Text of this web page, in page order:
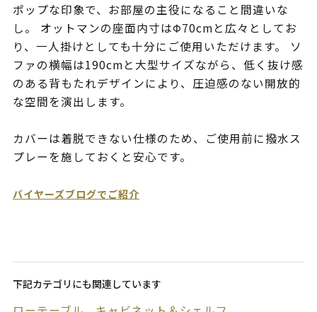
ポップな印象で、お部屋の主役になること間違いな
し。 オットマンの座面内寸はΦ70cmと広々としてお
り、一人掛けとしても十分にご使用いただけます。 ソ
ファの横幅は190cmと大型サイズながら、低く抜け感
のある背もたれデザインにより、圧迫感のない開放的
な空間を演出します。
カバーは着脱できない仕様のため、ご使用前に撥水ス
プレーを施しておくと安心です。
バイヤーズブログでご紹介
下記カテゴリにも関連しています